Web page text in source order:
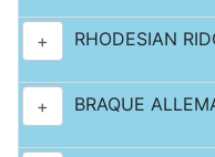
+ RHODESIAN
+ BRAQUE